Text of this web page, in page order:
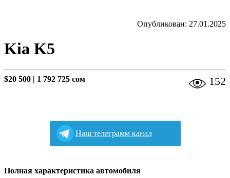
Опубликован: 27.01.2025
Kia K5
$20 500 | 1 792 725 сом 152
Наш телеграмм канал
Полная характеристика автомобиля